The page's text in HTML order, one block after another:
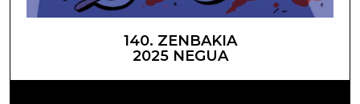
140. ZENBAKIA
2025 NEGUA